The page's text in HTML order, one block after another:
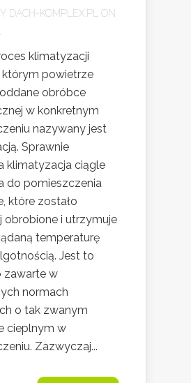
DACH-KOMPLEX.PL
ON
klimatyzacji
którym powietrze
obróbce
w konkretnym
nazywany jest
Sprawnie
klimatyzacja ciągle
do pomieszczenia
które zostało
obrobione i utrzymuje
temperaturę
Jest to
zawarte w
normach
o tak zwanym
cieplnym w
Zazwyczaj...